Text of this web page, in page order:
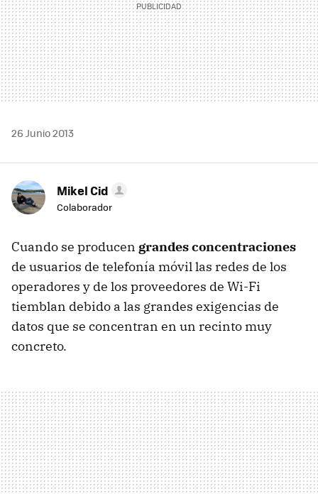
26 Junio 2013
Mikel Cid
Colaborador
Cuando se producen grandes concentraciones
de usuarios de telefonía móvil las redes de los
operadores y de los proveedores de Wi-Fi
tiemblan debido a las grandes exigencias de
datos que se concentran en un recinto muy
concreto.